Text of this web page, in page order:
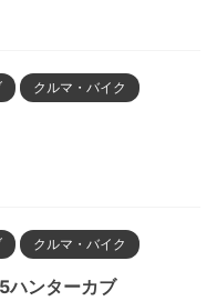
クルマ・バイク
クルマ・バイク
ンターカブ